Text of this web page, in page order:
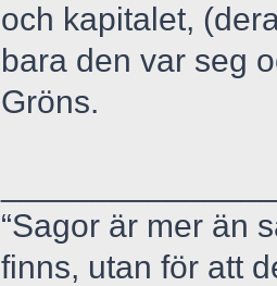
och kapitalet,
bara den var seg
Gröns.
“Sagor är mer än
finns, utan för att